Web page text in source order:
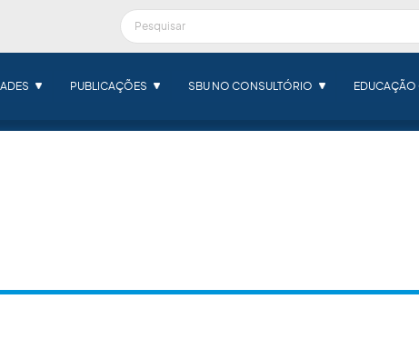
PUBLICAÇÕES SBU NO CONSULTÓRIO